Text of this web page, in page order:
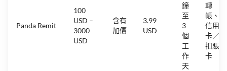
Panda Remit
100
USD –
3000
USD
含有
加價
3.99
USD
鐘
至
3
個
工
作
天
轉
帳、
信用
卡／
扣賬
卡